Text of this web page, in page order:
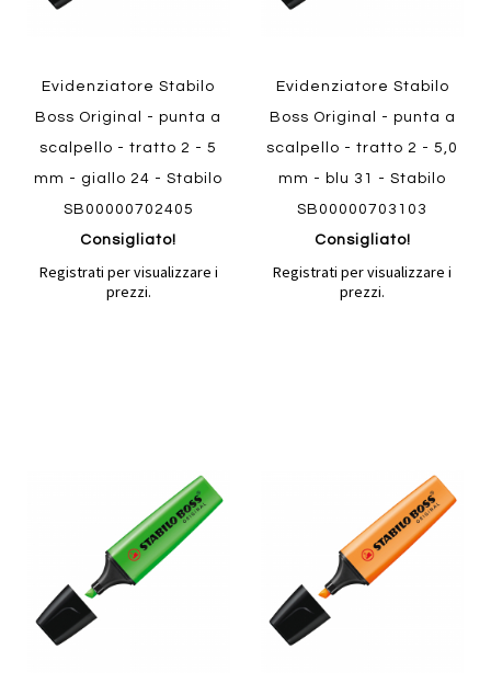
Evidenziatore Stabilo
Boss Original - punta a
scalpello - tratto 2 - 5
mm - giallo 24 - Stabilo
SB00000702405
Consigliato!
Registrati per visualizzare i
prezzi.
Quickview
Evidenziatore Stabilo
Boss Original - punta a
scalpello - tratto 2 - 5,0
mm - blu 31 - Stabilo
SB00000703103
Consigliato!
Registrati per visualizzare i
prezzi.
Quickview
al
confronto
al